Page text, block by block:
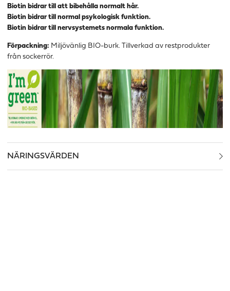
Biotin bidrar till att bibehålla normalt hår.
Biotin bidrar till normal psykologisk funktion.
Biotin bidrar till nervsystemets normala funktion.
Förpackning: Miljövänlig BIO-burk. Tillverkad av restprodukter
från sockerrör.
NÄRINGSVÄRDEN